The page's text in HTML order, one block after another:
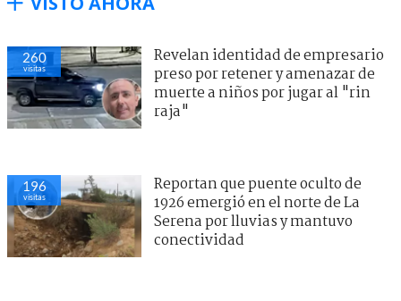
260
visitas
Revelan identidad de empresario
preso por retener y amenazar de
muerte a niños por jugar al "rin
raja"
196
visitas
Reportan que puente oculto de
1926 emergió en el norte de La
Serena por lluvias y mantuvo
conectividad